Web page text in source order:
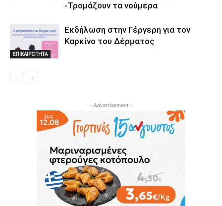
-Τρομάζουν τα νούμερα
ΕΠΙΚΑΙΡΟΤΗΤΑ
Εκδήλωση στην Γέργερη για τον
Καρκίνο του Δέρματος
- Advertisement -